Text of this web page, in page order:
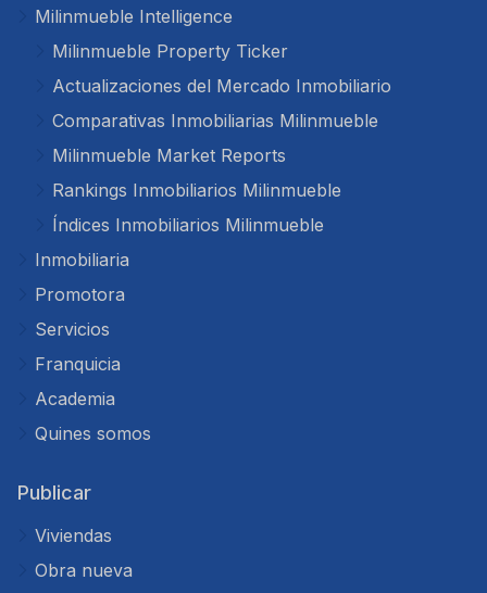
Milinmueble Intelligence
Milinmueble Property Ticker
Actualizaciones del Mercado Inmobiliario
Comparativas Inmobiliarias Milinmueble
Milinmueble Market Reports
Rankings Inmobiliarios Milinmueble
Índices Inmobiliarios Milinmueble
Inmobiliaria
Promotora
Servicios
Franquicia
Academia
Quines somos
Publicar
Viviendas
Obra nueva